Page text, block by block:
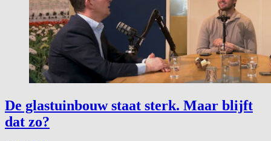
De glastuinbouw staat sterk. Maar blijft
dat zo?